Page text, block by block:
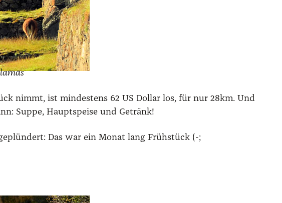
nimmt, ist min­des­tens 62 US Dol­lar los, für nur 28km. Und
Sup­pe, Haupt­spei­se und Getränk!
Das war ein Monat lang Früh­stück (-;